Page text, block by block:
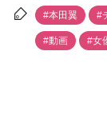
#本田翼 #
#動画 #女